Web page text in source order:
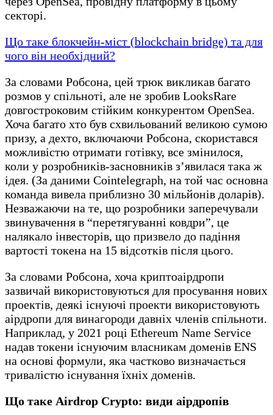
секторі.
Що таке блокчейн-міст (blockchain bridge) та для
чого він необхідний?
За словами Робсона, цей трюк викликав багато
розмов у спільноті, але не зробив LooksRare
довгостроковим стійким конкурентом OpenSea.
Хоча багато хто був схвильований великою сумою
призу, а дехто, включаючи Робсона, скористався
можливістю отримати готівку, все змінилося,
коли у розробників-засновників з’явилася така ж
ідея. (За даними Cointelegraph, на той час основна
команда вивела приблизно 30 мільйонів доларів).
Незважаючи на те, що розробники заперечували
звинувачення в “перетягуванні ковдри”, це
налякало інвесторів, що призвело до падіння
вартості токена на 15 відсотків після цього.
За словами Робсона, хоча криптоаірдропи
зазвичай використовуються для просування нових
проектів, деякі існуючі проекти використовують
аірдропи для винагороди давніх членів спільноти.
Наприклад, у 2021 році Ethereum Name Service
надав токени існуючим власникам доменів ENS
на основі формули, яка частково визначається
тривалістю існування їхніх доменів.
Що таке Airdrop Crypto: види аірдропів